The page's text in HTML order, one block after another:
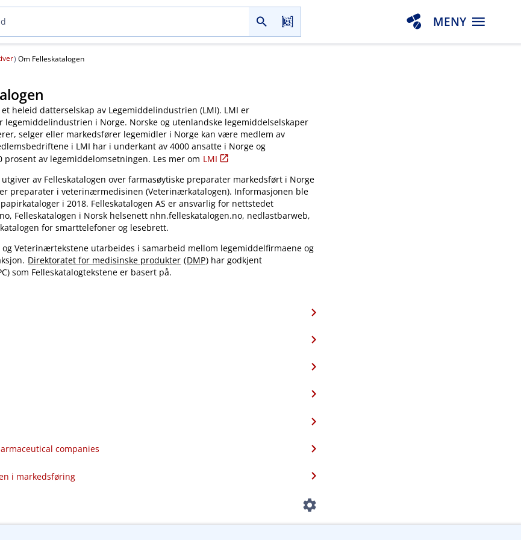
MENY
) Om Felleskatalogen
et heleid datterselskap av Legemiddelindustrien (LMI). LMI er
legemiddelindustrien i Norge. Norske og utenlandske legemiddelselskaper
selger eller markedsfører legemidler i Norge kan være medlem av
i LMI har i underkant av 4000 ansatte i Norge og
prosent av legemiddelomsetningen. Les mer om LMI
utgiver av Felleskatalogen over farmasøytiske preparater markedsført i Norge
preparater i veterinærmedisinen (Veterinærkatalogen). Informasjonen ble
i 2018. Felleskatalogen AS er ansvarlig for nettstedet
Felleskatalogen i Norsk helsenett nhn.felleskatalogen.no, nedlastbarweb,
for smarttelefoner og lesebrett.
og Veterinærtekstene utarbeides i samarbeid mellom legemiddelfirmaene og
Direktoratet for medisinske produkter (DMP) har godkjent
som Felleskatalogtekstene er basert på.
companies
i markedsføring